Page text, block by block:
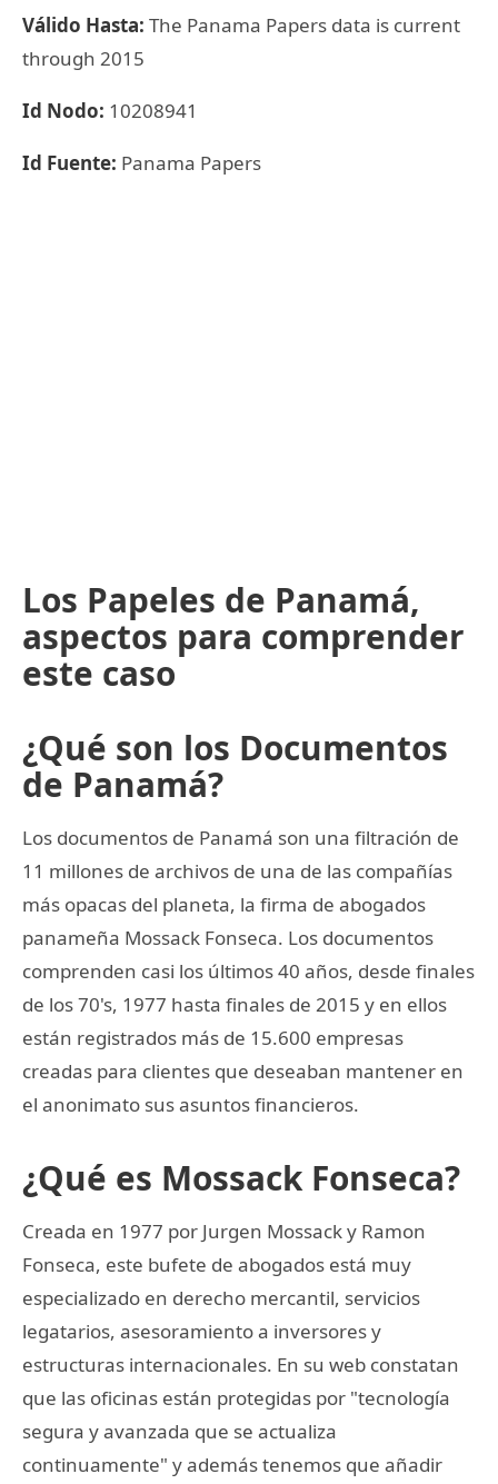
Válido Hasta: The Panama Papers data is current
through 2015
Id Nodo: 10208941
Id Fuente: Panama Papers
Los Papeles de Panamá,
aspectos para comprender
este caso
¿Qué son los Documentos
de Panamá?
Los documentos de Panamá son una filtración de
11 millones de archivos de una de las compañías
más opacas del planeta, la firma de abogados
panameña Mossack Fonseca. Los documentos
comprenden casi los últimos 40 años, desde finales
de los 70's, 1977 hasta finales de 2015 y en ellos
están registrados más de 15.600 empresas
creadas para clientes que deseaban mantener en
el anonimato sus asuntos financieros.
¿Qué es Mossack Fonseca?
Creada en 1977 por Jurgen Mossack y Ramon
Fonseca, este bufete de abogados está muy
especializado en derecho mercantil, servicios
legatarios, asesoramiento a inversores y
estructuras internacionales. En su web constatan
que las oficinas están protegidas por "tecnología
segura y avanzada que se actualiza
continuamente" y además tenemos que añadir